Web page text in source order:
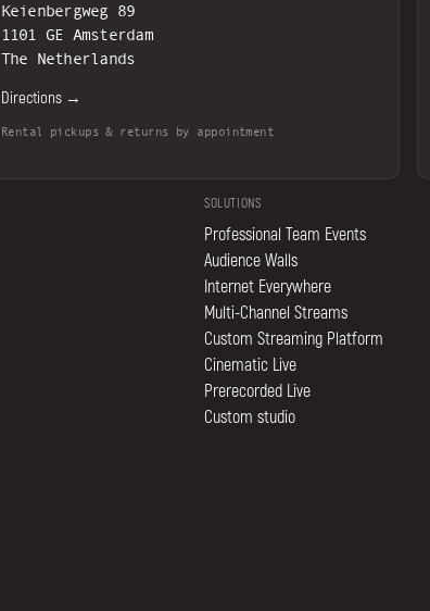
Keienbergweg 89
1101 GE Amsterdam
The Netherlands
Directions →
Rental pickups & returns by appointment
SOLUTIONS
Professional Team Events
Audience Walls
Internet Everywhere
Multi-Channel Streams
Custom Streaming Platform
Cinematic Live
Prerecorded Live
Custom studio